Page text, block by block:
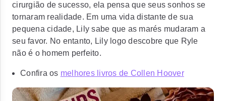
cirurgião de sucesso, ela pensa que seus sonhos se
tornaram realidade. Em uma vida distante de sua
pequena cidade, Lily sabe que as marés mudaram a
seu favor. No entanto, Lily logo descobre que Ryle
não é o homem perfeito.
Confira os melhores livros de Collen Hoover